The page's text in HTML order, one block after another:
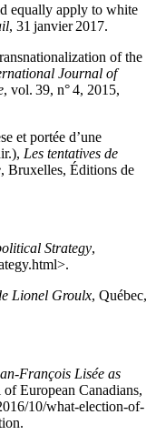
equally apply to white
, 31 janvier 2017.
of the
Journal of
, vol. 39, n° 4, 2015,
et portée d’une
Les tentatives de
, Bruxelles, Éditions de
Strategy,
Lionel Groulx, Québec,
François Lisée as
European Canadians,
10/what-election-of-